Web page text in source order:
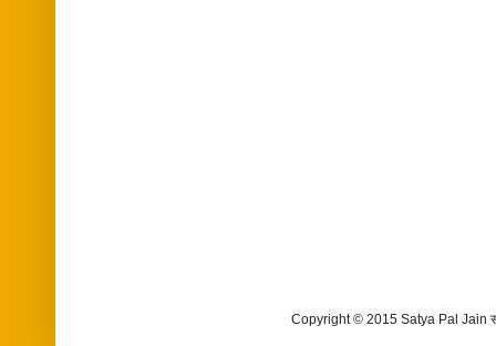
Copyright © 2015 Satya Pal Jain